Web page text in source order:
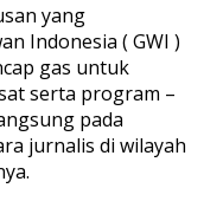
yang
Indonesia ( GWI )
gas untuk
serta program –
pada
jurnalis di wilayah